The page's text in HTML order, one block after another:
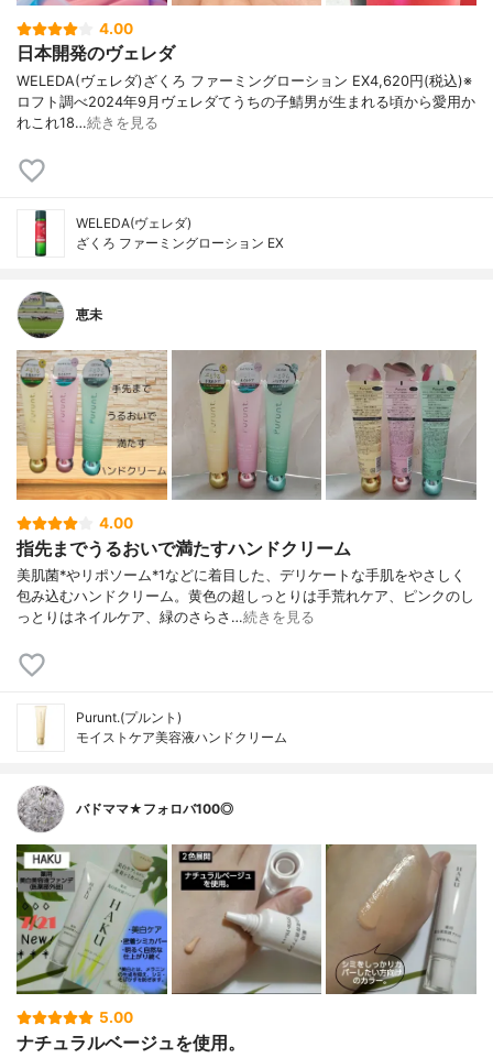
4.00
日本開発のヴェレダ
WELEDA(ヴェレダ)ざくろ ファーミングローション EX4,620円(税込)※
ロフト調べ2024年9月ヴェレダてうちの子鯖男が生まれる頃から愛用か
れこれ18…続きを見る
WELEDA(ヴェレダ)
ざくろ ファーミングローション EX
恵未
4.00
指先までうるおいで満たすハンドクリーム
美肌菌*やリポソーム*1などに着目した、デリケートな手肌をやさしく
包み込むハンドクリーム。黄色の超しっとりは手荒れケア、ピンクのし
っとりはネイルケア、緑のさらさ…続きを見る
Purunt.(プルント)
モイストケア美容液ハンドクリーム
バドママ★フォロバ100◎
5.00
ナチュラルベージュを使用。